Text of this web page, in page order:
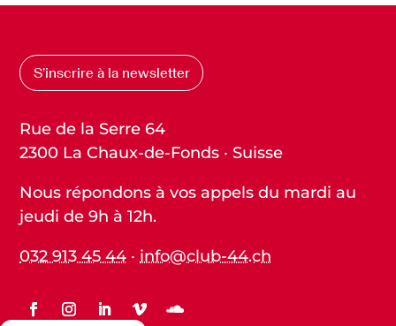
S’inscrire à la newsletter
Rue de la Serre 64
2300 La Chaux-de-Fonds · Suisse
Nous répondons à vos appels du mardi au
jeudi de 9h à 12h.
032 913 45 44 ·info@club-44.ch